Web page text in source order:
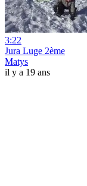
3:22
Jura Luge 2ème
Matys
il y a 19 ans